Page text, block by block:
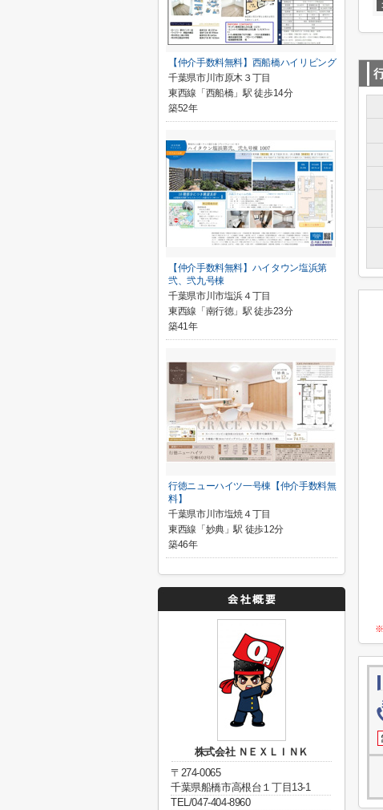
※
【仲介手数料無料】西船橋ハイリビング
千葉県市川市原木３丁目
東西線「西船橋」駅 徒歩14分
築52年
【仲介手数料無料】ハイタウン塩浜第
弐、弐九号棟
千葉県市川市塩浜４丁目
東西線「南行徳」駅 徒歩23分
築41年
行徳ニューハイツ一号棟【仲介手数料無
料】
千葉県市川市塩焼４丁目
東西線「妙典」駅 徒歩12分
築46年
株式会社 ＮＥＸＬＩＮＫ
〒274-0065
千葉県船橋市高根台１丁目13-1
TEL/047-404-8960